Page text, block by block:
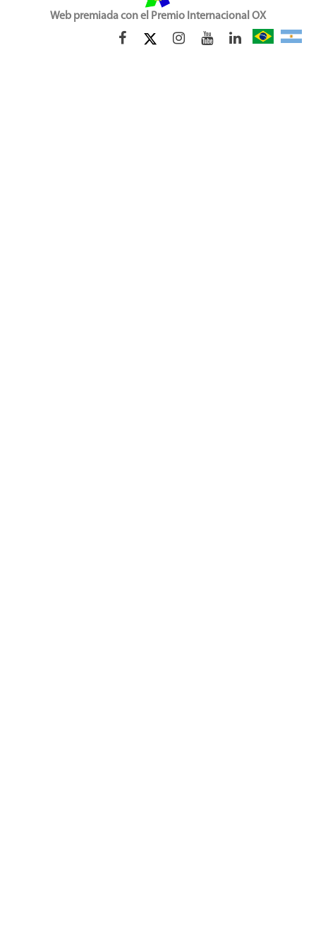
Web premiada con el Premio Internacional OX